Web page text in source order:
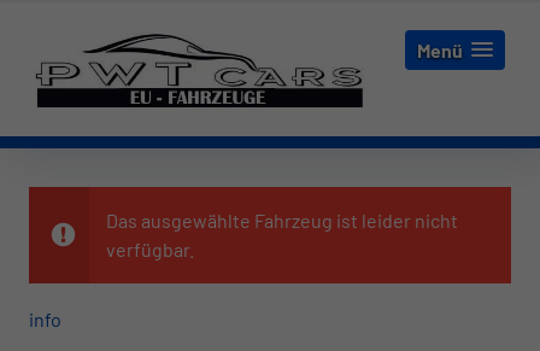
Menü
Das ausgewählte Fahrzeug ist leider nicht
verfügbar.
info